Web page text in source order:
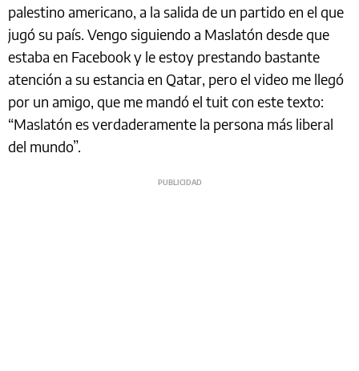
palestino americano, a la salida de un partido en el que
jugó su país. Vengo siguiendo a Maslatón desde que
estaba en Facebook y le estoy prestando bastante
atención a su estancia en Qatar, pero el video me llegó
por un amigo, que me mandó el tuit con este texto:
“Maslatón es verdaderamente la persona más liberal
del mundo”.